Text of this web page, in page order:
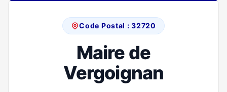
Code Postal : 32720
Maire de
Vergoignan